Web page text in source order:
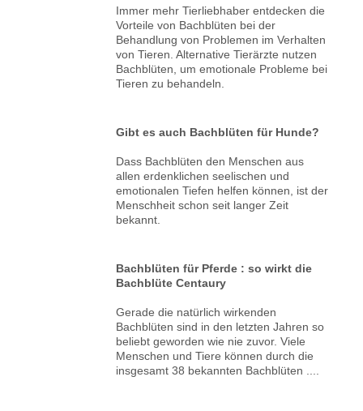
Immer mehr Tierliebhaber entdecken die
Vorteile von Bachblüten bei der
Behandlung von Problemen im Verhalten
von Tieren. Alternative Tierärzte nutzen
Bachblüten, um emotionale Probleme bei
Tieren zu behandeln.
Gibt es auch Bachblüten für Hunde?
Dass Bachblüten den Menschen aus
allen erdenklichen seelischen und
emotionalen Tiefen helfen können, ist der
Menschheit schon seit langer Zeit
bekannt.
Bachblüten für Pferde : so wirkt die
Bachblüte Centaury
Gerade die natürlich wirkenden
Bachblüten sind in den letzten Jahren so
beliebt geworden wie nie zuvor. Viele
Menschen und Tiere können durch die
insgesamt 38 bekannten Bachblüten ....